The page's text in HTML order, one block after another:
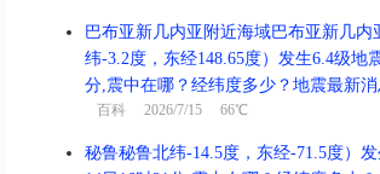
巴布亚新几内亚附近海域巴布亚新几内
纬-3.2度，东经148.65度）发生6.4级地
分,震中在哪？经纬度多少？地震最新消
百科 2026/7/15 66℃
秘鲁秘鲁北纬-14.5度，东经-71.5度）发